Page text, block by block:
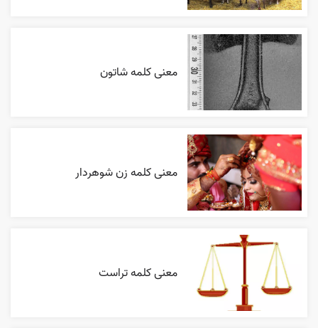
معنی کلمه شاتون
معنی کلمه زن شوهردار
معنی کلمه تراست